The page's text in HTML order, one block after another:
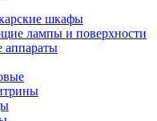
шкафы
лампы и поверхности
аппараты